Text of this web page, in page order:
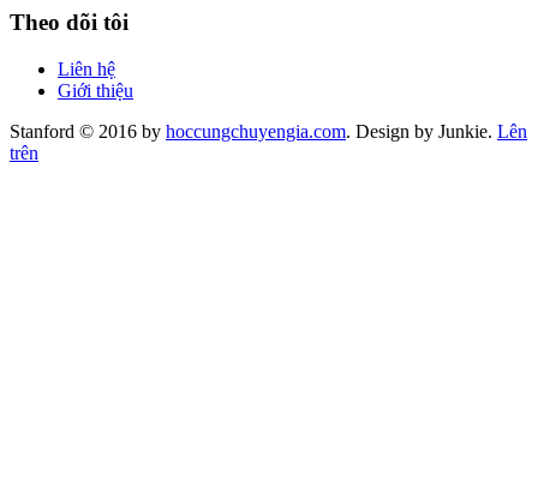
Theo dõi tôi
Liên hệ
Giới thiệu
Stanford © 2016 by hoccungchuyengia.com. Design by Junkie. Lên
trên